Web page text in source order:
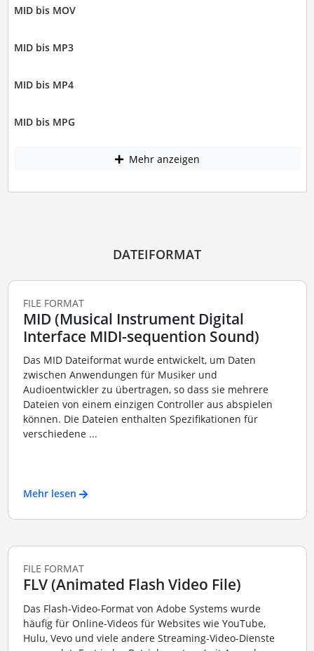
MID bis MOV
MID bis MP3
MID bis MP4
MID bis MPG
Mehr anzeigen
DATEIFORMAT
FILE FORMAT
MID (Musical Instrument Digital
Interface MIDI-sequention Sound)
Das MID Dateiformat wurde entwickelt, um Daten
zwischen Anwendungen für Musiker und
Audioentwickler zu übertragen, so dass sie mehrere
Dateien von einem einzigen Controller aus abspielen
können. Die Dateien enthalten Spezifikationen für
verschiedene ...
Mehr lesen
FILE FORMAT
FLV (Animated Flash Video File)
Das Flash-Video-Format von Adobe Systems wurde
häufig für Online-Videos für Websites wie YouTube,
Hulu, Vevo und viele andere Streaming-Video-Dienste